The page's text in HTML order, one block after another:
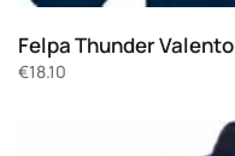
Felpa Thunder Valento
€18.10